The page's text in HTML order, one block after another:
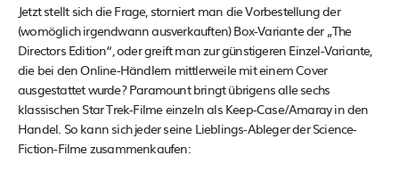
Jetzt stellt sich die Frage, storniert man die Vorbestellung der
(womöglich irgendwann ausverkauften) Box-Variante der „The
Directors Edition“, oder greift man zur günstigeren Einzel-Variante,
die bei den Online-Händlern mittlerweile mit einem Cover
ausgestattet wurde? Paramount bringt übrigens alle sechs
klassischen Star Trek-Filme einzeln als Keep-Case/Amaray in den
Handel. So kann sich jeder seine Lieblings-Ableger der Science-
Fiction-Filme zusammenkaufen: